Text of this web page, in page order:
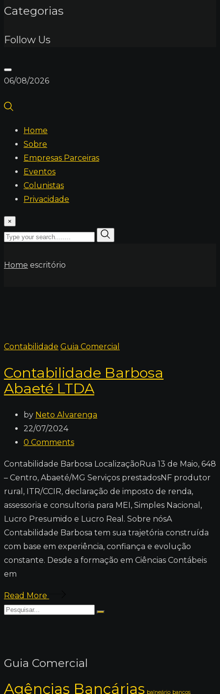
Categorias
Follow Us
06/08/2026
Home
Sobre
Empresas Parceiras
Eventos
Colunistas
Privacidade
×
Home escritório
Contabilidade Guia Comercial
Contabilidade Barbosa
Abaeté LTDA
by Neto Alvarenga
22/07/2024
0 Comments
Contabilidade Barbosa LocalizaçãoRua 13 de Maio, 648
– Centro, Abaeté/MG Serviços prestadosNF produtor
rural, ITR/CCIR, declaração de imposto de renda,
assessoria e consultoria para MEI, Simples Nacional,
Lucro Presumido e Lucro Real. Sobre nósA
Contabilidade Barbosa tem sua trajetória construída
com base em experiência, confiança e evolução
constante. Desde a formação em Ciências Contábeis
em
Read More
Guia Comercial
Agências Bancárias balneário bancos